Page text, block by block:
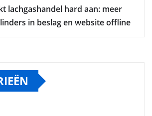
lachgashandel hard aan: meer
in beslag en website offline